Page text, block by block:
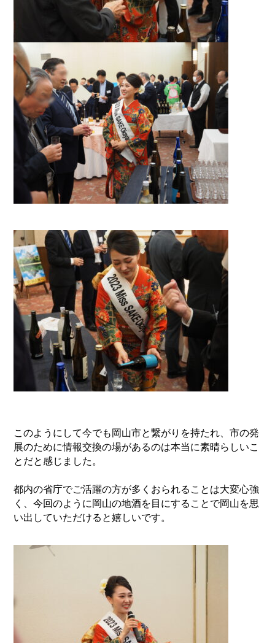
このようにして今でも岡山市と繋がりを持たれ、市の発
展のために情報交換の場があるのは本当に素晴らしいこ
とだと感じました。
都内の省庁でご活躍の方が多くおられることは大変心強
く、今回のように岡山の地酒を目にすることで岡山を思
い出していただけると嬉しいです。